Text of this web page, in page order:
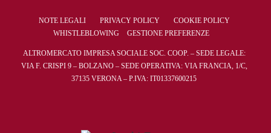
NOTE LEGALI PRIVACY POLICY
COOKIE POLICY
WHISTLEBLOWING
GESTIONE PREFERENZE
ALTROMERCATO IMPRESA SOCIALE SOC. COOP. – SEDE LEGALE:
VIA F. CRISPI 9 – BOLZANO – SEDE OPERATIVA: VIA FRANCIA, 1/C,
37135 VERONA – P.IVA: IT01337600215